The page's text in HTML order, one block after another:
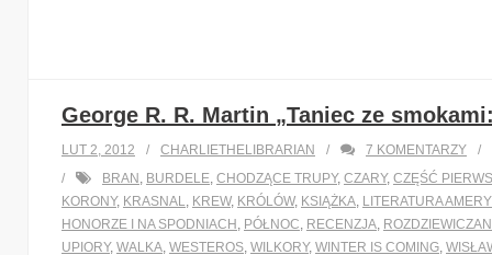
George R. R. Martin „Taniec ze
LUT 2, 2012 CHARLIETHELIBRARIAN 7 KOMENTARZY
BRAN , BURDELE, CHODZĄCE TRUPY, CZARY, CZĘŚĆ
KORONY, KRASNAL, KREW, KRÓLÓW, KSIĄŻKA, LITERATURA
HONORZE I NA SPODNIACH , PÓŁNOC, RECENZJA,
UPIORY, WALKA, WESTEROS, WILKORY, WINTER IS COMING,